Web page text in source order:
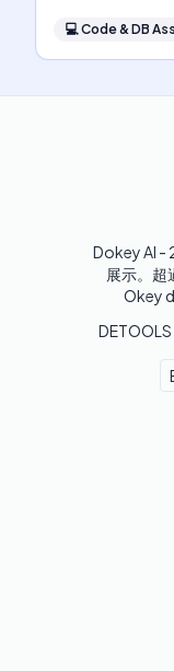
💻Code & DB
Dokey AI -
展示。超
Okey